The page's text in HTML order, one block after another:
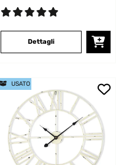
Dettagli
USATO